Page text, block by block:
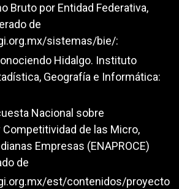
Bruto por Entidad Federativa,
de
sistemas/bie/:
Hidalgo. Instituto
Geografía e Informática:
Nacional sobre
de las Micro,
Empresas (ENAPROCE)
de
est/contenidos/proyecto